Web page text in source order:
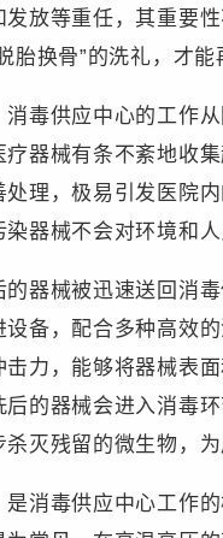
发放等重任，其重要
胎换骨”的洗礼，才
供应中心的工作从
疗器械有条不紊地收
处理，极易引发医院
器械不会对环境和人
械被迅速送回消毒
设备，配合多种高效
击力，能够将器械表
后的器械会进入消毒
灭残留的微生物，
毒供应中心工作的